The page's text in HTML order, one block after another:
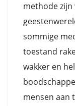
methode
sommige
toestand
wakker en
mensen aan